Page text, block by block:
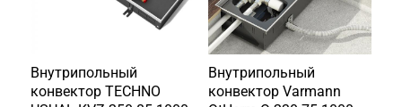
Внутрипольный
конвектор TECHNO
Внутрипольный
конвектор Varmann